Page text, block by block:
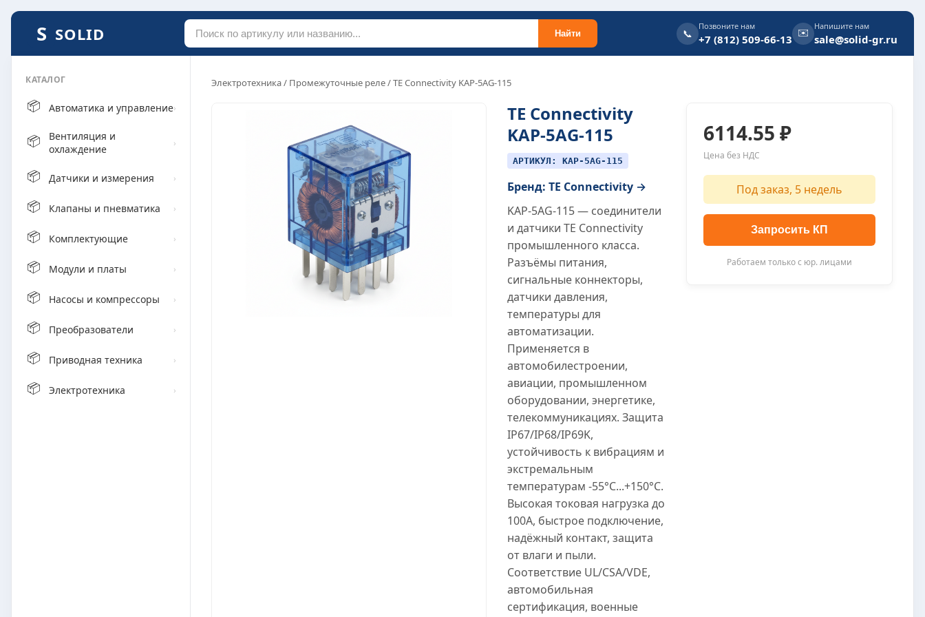
SOLID Найти 📞
Позвоните нам
+7 (812) 509-66-13
✉️ Напишите нам
sale@solid-gr.ru
КАТАЛОГ
📦 Автоматика и управление›
📦
Вентиляция и
охлаждение
›
📦 Датчики и измерения ›
📦 Клапаны и пневматика ›
📦 Комплектующие ›
📦 Модули и платы ›
📦 Насосы и компрессоры ›
📦 Преобразователи ›
📦 Приводная техника ›
📦 Электротехника ›
Электротехника/ Промежуточные реле/ TE Connectivity KAP-5AG-115
TE Connectivity
KAP-5AG-115
АРТИКУЛ: KAP-5AG-115
Бренд: TE Connectivity →
KAP-5AG-115 — соединители
и датчики TE Connectivity
промышленного класса.
Разъёмы питания,
сигнальные коннекторы,
датчики давления,
температуры для
автоматизации.
Применяется в
автомобилестроении,
авиации, промышленном
оборудовании, энергетике,
телекоммуникациях. Защита
IP67/IP68/IP69K,
устойчивость к вибрациям и
экстремальным
температурам -55°C...+150°C.
Высокая токовая нагрузка до
100A, быстрое подключение,
надёжный контакт, защита
от влаги и пыли.
Соответствие UL/CSA/VDE,
автомобильная
сертификация, военные
6114.55 ₽
Цена без НДС
Под заказ, 5 недель
Запросить КП
Работаем только с юр. лицами